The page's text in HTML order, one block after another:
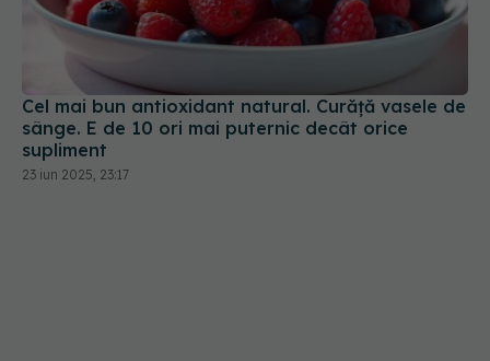
Cel mai bun antioxidant natural. Curăță vasele de
sânge. E de 10 ori mai puternic decât orice
supliment
23 iun 2025, 23:17